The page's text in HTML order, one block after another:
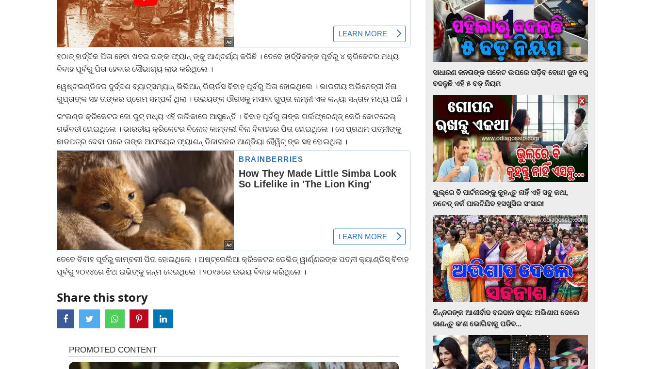
ହଠାତ୍ ହାର୍ଦ୍ଦିକ ପିତା ହେବା ଖବର ତାଙ୍କ ଫ୍ୟାନ୍ ଙ୍କୁ ଆଶ୍ଚର୍ଯ୍ୟ କରିଛି । ତେବେ ହାର୍ଦ୍ଦିକଙ୍କ ପୂର୍ବରୁ ୪ କ୍ରିକେଟର ମଧ୍ୟ
ବିବାହ ପୂର୍ବରୁ ପିତା ହେବାର ସୌଭାଗ୍ୟ ଲାଭ କରିଥିଲେ ।
ୱେଷ୍ଟଇଣ୍ଡିଜର ଦୁର୍ଦ୍ଦଶ ବ୍ୟାଟ୍ସମ୍ୟାନ୍ ଭିଭିଆନ୍ ରିଚାର୍ଡସ ବିବାହ ପୂର୍ବରୁ ପିତା ହୋଇଥିଲେ । ଭାରତୀୟ ଅଭିନେତ୍ରୀ ନିନା
ଗୁପ୍ତାଙ୍କ ସହ ତାଙ୍କର ପ୍ରେମ ସମ୍ପର୍କ ଥିଲା । ଉଭୟଙ୍କ ଔରସକୁ ମସାବା ଗୁପ୍ତା ନାମ୍ନୀ ଏକ କନ୍ୟା ସନ୍ତାନ ମଧ୍ୟ ଅଛି ।
ଇଂଲଣ୍ଡ କ୍ରିକେଟର ଜୋ ରୁଟ୍ ମଧ୍ୟ ଏହି ତାଲିକାରେ ଆସୁଛନ୍ତି । ବିବାହ ପୂର୍ବରୁ ତାଙ୍କ ଗର୍ଲଫ୍ରେଣ୍ଡ୍ କେରି କୋଟରେଲ୍
ଗର୍ଭବତୀ ହୋଇଥିଲେ । ଭାରତୀୟ କ୍ରିକେଟର ବିନୋଦ କାମ୍ବଲୀ ବିନା ବିବାହରେ ପିତା ହୋଇଥିଲେ । ସେ ପ୍ରଥମ ପତ୍ନୀଙ୍କୁ
ଛାଡପତ୍ର ଦେବା ପରେ ତାଙ୍କ ଆଫୟେର ଫ୍ୟାଶନ୍ ଡିଜାଇନର ଆଣ୍ଡିୟା ହୈୱିଟ୍ ଙ୍କ ସହ ହୋଇଥିଲା ।
ତେବେ ବିବାହ ପୂର୍ବରୁ କାମ୍ବଲୀ ପିତା ହୋଇଥିଲେ । ଅଷ୍ଟ୍ରେଲିଆ କ୍ରିକେଟର ଡେଭିଡ୍ ୱାର୍ଣ୍ଣରଙ୍କ ପତ୍ନୀ କ୍ୟାଣ୍ଡିସ୍ ବିବାହ
ପୂର୍ବରୁ ୨୦୧୪ରେ ଝିଅ ଇଭିଙ୍କୁ ଜନ୍ମ ଦେଇଥିଲେ । ୨୦୧୫ରେ ଉଭୟ ବିବାହ କରିଥିଲେ ।
Share this story
ସାଧାରଣ ଜନତାଙ୍କ ପକେଟ ଉପରେ ପଡ଼ିବ ବୋଝ! ଜୁନ ୧ରୁ
ବଦଳୁଛି ଏହି ୫ ବଡ଼ ନିୟମ
ଭୁଲ୍‌ରେ ବି ପାର୍ଟନରଙ୍କୁ କୁହନ୍ତୁ ନାହିଁ ଏହି ସବୁ କଥା,
ନଚେତ୍‌ ନର୍କ ପାଲଟିଯିବ ହସଖୁସିର ସଂସାର!
କିନ୍ନରଙ୍କ ଆଶୀର୍ବାଦ ବରଦାନ ସଦୃଶ: ଅଭିଶାପ ଦେଲେ
ଜାଣନ୍ତୁ କ’ଣ ଭୋଗିବାକୁ ପଡିବ...